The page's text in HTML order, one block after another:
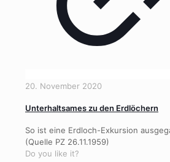
20. November 2020
Unterhaltsames zu den Erdlöchern
So ist eine Erdloch-Exkursion
(Quelle PZ 26.11.1959)
Do you like it?